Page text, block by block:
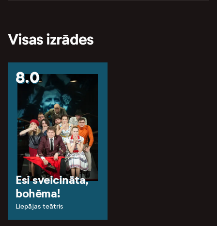
Visas izrādes
8.0
Esi sveicināta,
bohēma!
Liepājas teātris